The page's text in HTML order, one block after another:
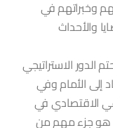
وخبراتهم في
والأحداث
الدور الاستراتيجي
إلى الأمام وفي
الاقتصادي في
هو جزء مهم من